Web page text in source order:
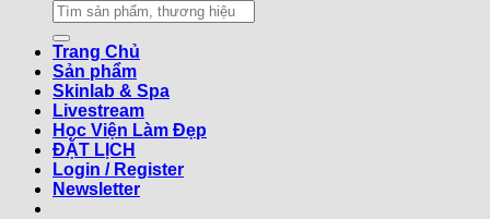
Search
for:
Trang Chủ
Sản phẩm
Skinlab & Spa
Livestream
Học Viện Làm Đẹp
ĐẶT LỊCH
Login / Register
Newsletter